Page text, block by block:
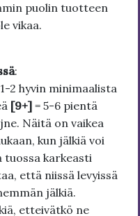
puolin tuotteen
vikaa.
:
1-2 hyvin minimaalista
[9+] = 5-6 pientä
Näitä on vaikea
kun jälkiä voi
tuossa karkeasti
että niissä levyissä
jälkiä.
etteivätkö ne